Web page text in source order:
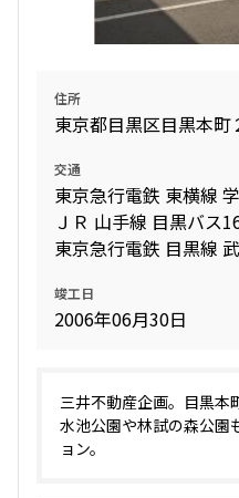
住所
東京都目黒区目黒本町
交通
東京急行電鉄 東横線
ＪＲ 山手線 目黒バス
東京急行電鉄 目黒線
竣工日
2006年06月30日
三井不動産企画。目黒本
水池公園や林試の森公園
ョン。